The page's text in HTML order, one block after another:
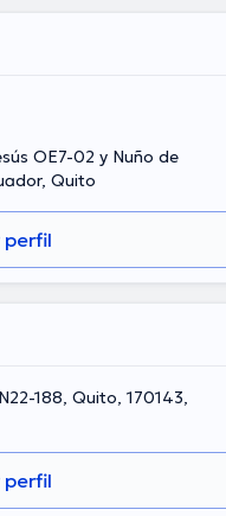
OE7-02 y Nuño de
Quito
perfil
188, Quito, 170143,
perfil